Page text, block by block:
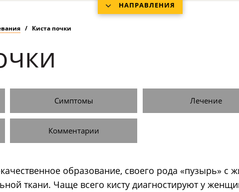
НАПРАВЛЕНИЯ
Киста почки
Симптомы Лечение
Комментарии
образование, своего рода «пузырь» с
ткани. Чаще всего кисту диагностируют у